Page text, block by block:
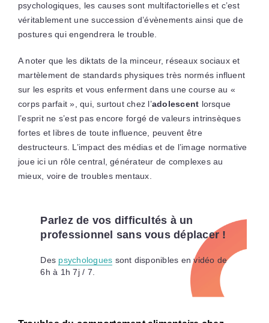
psychologiques, les causes sont multifactorielles et c’est
véritablement une succession d’évènements ainsi que de
postures qui engendrera le trouble.
A noter que les diktats de la minceur, réseaux sociaux et
martèlement de standards physiques très normés influent
sur les esprits et vous enferment dans une course au «
corps parfait », qui, surtout chez l’adolescent lorsque
l’esprit ne s’est pas encore forgé de valeurs intrinsèques
fortes et libres de toute influence, peuvent être
destructeurs. L’impact des médias et de l’image normative
joue ici un rôle central, générateur de complexes au
mieux, voire de troubles mentaux.
Parlez de vos difficultés à un
professionnel sans vous déplacer !
Des psychologues sont disponibles en vidéo de
6h à 1h 7j / 7.